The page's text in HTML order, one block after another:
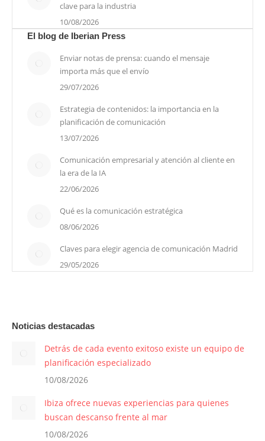
clave para la industria
10/08/2026
El blog de Iberian Press
Enviar notas de prensa: cuando el mensaje
importa más que el envío
29/07/2026
Estrategia de contenidos: la importancia en la
planificación de comunicación
13/07/2026
Comunicación empresarial y atención al cliente en
la era de la IA
22/06/2026
Qué es la comunicación estratégica
08/06/2026
Claves para elegir agencia de comunicación Madrid
29/05/2026
Noticias destacadas
Detrás de cada evento exitoso existe un equipo de
planificación especializado
10/08/2026
Ibiza ofrece nuevas experiencias para quienes
buscan descanso frente al mar
10/08/2026